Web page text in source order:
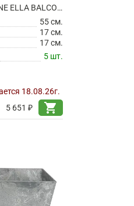
КАШПО ARTSTONE ELLA BALCONY OAK
55 см.
17 см.
17 см.
5 шт.
18.08.26г.
5 651 ₽
shopping_cart